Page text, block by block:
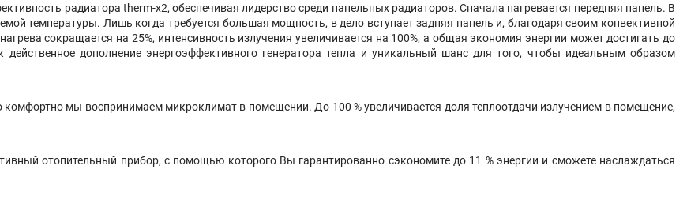
радиатора therm-x2, обеспечивая лидерство среди панельных радиаторов. Сначала нагревается передняя панель. В
температуры. Лишь когда требуется большая мощность, в дело вступает задняя панель и, благодаря своим конвективной
сокращается на 25%, интенсивность излучения увеличивается на 100%, а общая экономия энергии может достигать до
дополнение энергоэффективного генератора тепла и уникальный шанс для того, чтобы идеальным образом
комфортно мы воспринимаем микроклимат в помещении. До 100 % увеличивается доля теплоотдачи излучением в помещение,
отопительный прибор, с помощью которого Вы гарантированно сэкономите до 11 % энергии и сможете наслаждаться